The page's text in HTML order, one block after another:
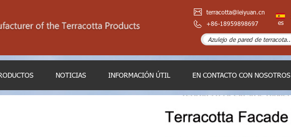
terracotta@leiyuan.cn
+86-18959898697
es
NOTICIAS INFORMACIÓN ÚTIL EN CONTACTO CON NOSOTROS